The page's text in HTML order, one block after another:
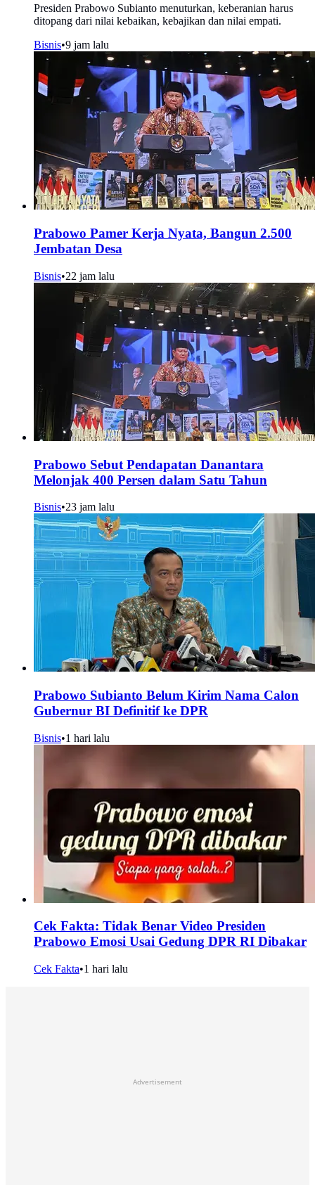
Presiden Prabowo Subianto menuturkan, keberanian harus
ditopang dari nilai kebaikan, kebajikan dan nilai empati.
Bisnis•9 jam lalu
Prabowo Pamer Kerja Nyata, Bangun 2.500
Jembatan Desa
Bisnis•22 jam lalu
Prabowo Sebut Pendapatan Danantara
Melonjak 400 Persen dalam Satu Tahun
Bisnis•23 jam lalu
Prabowo Subianto Belum Kirim Nama Calon
Gubernur BI Definitif ke DPR
Bisnis•1 hari lalu
Cek Fakta: Tidak Benar Video Presiden
Prabowo Emosi Usai Gedung DPR RI Dibakar
Cek Fakta•1 hari lalu
Advertisement